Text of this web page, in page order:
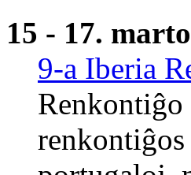
15 - 17. marto
9-a Iberia
Renkontiĝo